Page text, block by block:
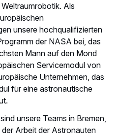
Als
unsere hochqualifizierten
der NASA bei, das
Mann auf den Mond
Servicemodul von
Unternehmen, das
für eine astronautische
unsere Teams in Bremen,
Arbeit der Astronauten